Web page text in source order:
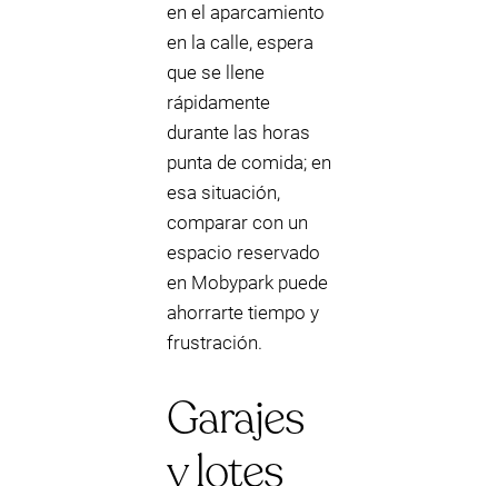
en el aparcamiento
en la calle, espera
que se llene
rápidamente
durante las horas
punta de comida; en
esa situación,
comparar con un
espacio reservado
en Mobypark puede
ahorrarte tiempo y
frustración.
Garajes
y lotes